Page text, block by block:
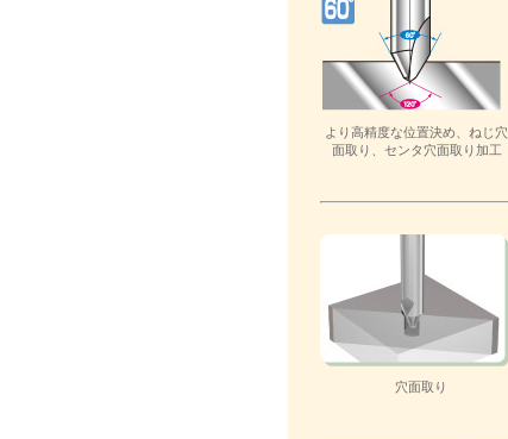
より高精度な位置決め、ねじ穴
面取り、センタ穴面取り加工
穴面取り